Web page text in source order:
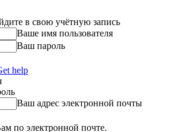
в свою учётную запись
Ваше имя пользователя
Ваш пароль
help
Ваш адрес электронной почты
по электронной почте.